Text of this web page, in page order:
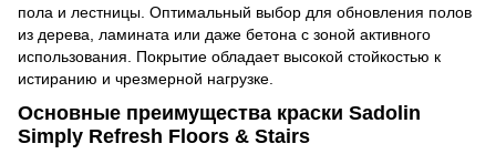
пола и лестницы. Оптимальный выбор для обновления полов
из дерева, ламината или даже бетона с зоной активного
использования. Покрытие обладает высокой стойкостью к
истиранию и чрезмерной нагрузке.
Основные преимущества краски Sadolin
Simply Refresh Floors & Stairs